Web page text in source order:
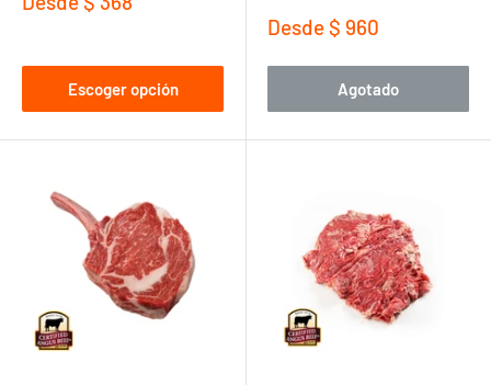
Escoger opción
Precio
venta
Desde $ 960
Agotado